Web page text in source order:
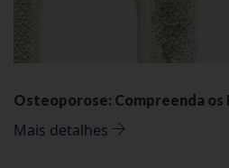
Osteoporose: Compreenda os
Mais detalhes